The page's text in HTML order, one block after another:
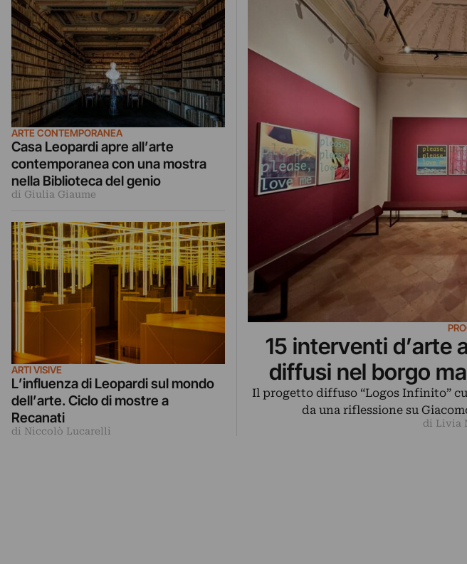
15 interventi d’arte
diffusi nel borgo
Il progetto diffuso “Logos Infinito”
da una riflessione su
di Livia
ARTE CONTEMPORANEA
Casa Leopardi apre all’arte
contemporanea con una mostra
nella Biblioteca del genio
di Giulia Giaume
ARTI VISIVE
L’influenza di Leopardi sul mondo
dell’arte. Ciclo di mostre a
Recanati
di Niccolò Lucarelli